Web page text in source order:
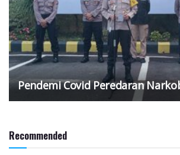
Pendemi Covid Peredaran
Recommended